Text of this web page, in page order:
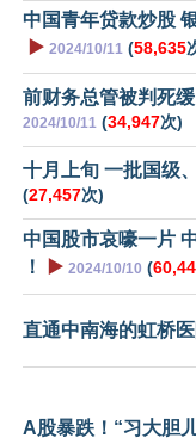
中国青年贷款炒股
▶️ 2024/10/11 (58,635
前财务总管被判死
2024/10/11 (34,947次)
十月上旬 一批国级
(27,457次)
中国股市哀嚎一片
！
▶️ 2024/10/10 (
直通中南海的虹桥
A股暴跌！“习大胆